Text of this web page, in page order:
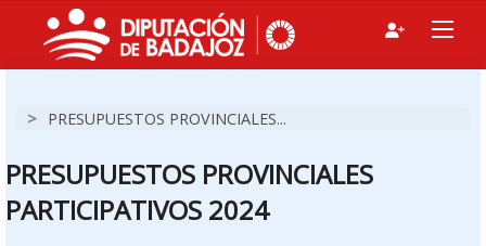
> PRESUPUESTOS PROVINCIALES...
PRESUPUESTOS PROVINCIALES
PARTICIPATIVOS 2024